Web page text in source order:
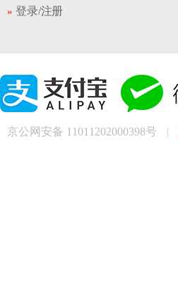
登录/注册
京公网安备 11011202000398号 |